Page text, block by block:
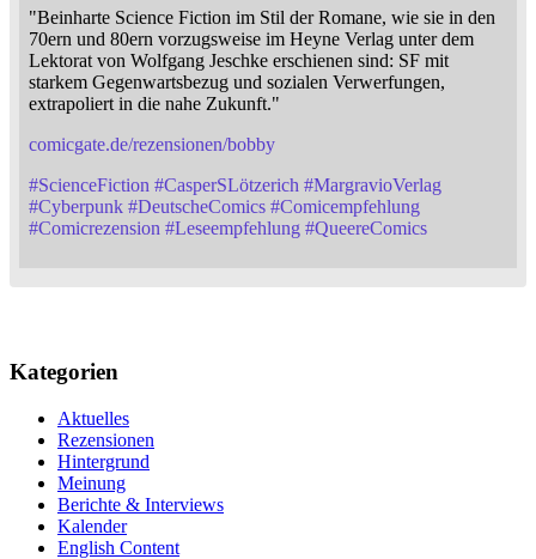
"Beinharte Science Fiction im Stil der Romane, wie sie in den
70ern und 80ern vorzugsweise im Heyne Verlag unter dem
Lektorat von Wolfgang Jeschke erschienen sind: SF mit
starkem Gegenwartsbezug und sozialen Verwerfungen,
extrapoliert in die nahe Zukunft."
comicgate.de/rezensionen/bobby
#ScienceFiction #CasperSLötzerich #MargravioVerlag
#Cyberpunk #DeutscheComics #Comicempfehlung
#Comicrezension #Leseempfehlung #QueereComics
Kategorien
Aktuelles
Rezensionen
Hintergrund
Meinung
Berichte & Interviews
Kalender
English Content